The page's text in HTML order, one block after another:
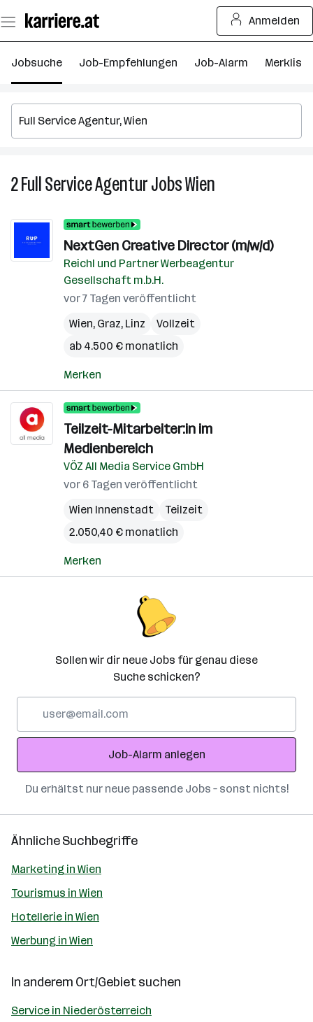
Seiteninhalt
springen
Anmelden
Jobsuche Job-Empfehlungen Job-Alarm Merkliste
2Full Service AgenturJobsWien
Jobs
in
NextGen Creative Director (m/w/d)
Reichl und Partner Werbeagentur
Gesellschaft m.b.H.
vor 7 Tagen veröffentlicht
Wien, Graz, Linz
Vollzeit
ab 4.500 € monatlich
Merken
Teilzeit-Mitarbeiter:in im
Medienbereich
VÖZ All Media Service GmbH
vor 6 Tagen veröffentlicht
Wien Innenstadt
Teilzeit
2.050,40 € monatlich
Merken
Sollen wir dir neue Jobs für genau diese
Suche schicken?
Adresse
Job-Alarm anlegen
Du erhältst nur neue passende Jobs – sonst nichts!
Ähnliche Suchbegriffe
Marketing in Wien
Tourismus in Wien
Hotellerie in Wien
Werbung in Wien
In anderem Ort/Gebiet suchen
Service in Niederösterreich